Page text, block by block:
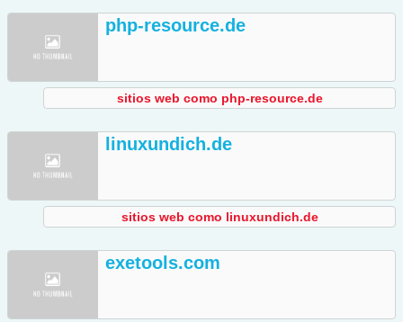
php-resource.de
sitios web como php-resource.de
linuxundich.de
sitios web como linuxundich.de
exetools.com